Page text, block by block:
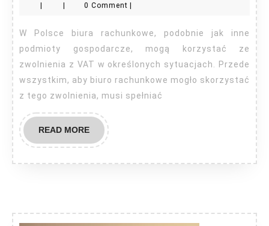
rachunkowe
może
korzystać
ze
zwolnienia
z
VAT?
| | 0 Comment |
W Polsce biura rachunkowe, podobnie jak inne
podmioty gospodarcze, mogą korzystać ze
zwolnienia z VAT w określonych sytuacjach. Przede
wszystkim, aby biuro rachunkowe mogło skorzystać
z tego zwolnienia, musi spełniać
READ MOREREAD
MORE